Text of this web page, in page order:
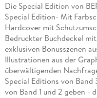
Die Special Edition von
Special Edition- Mit
Hardcover mit
Bedruckter Buchdeckel
exklusiven Bonusszenen
Illustrationen aus der
überwältigenden
Special Editions von
von Band 1 und 2 geben -